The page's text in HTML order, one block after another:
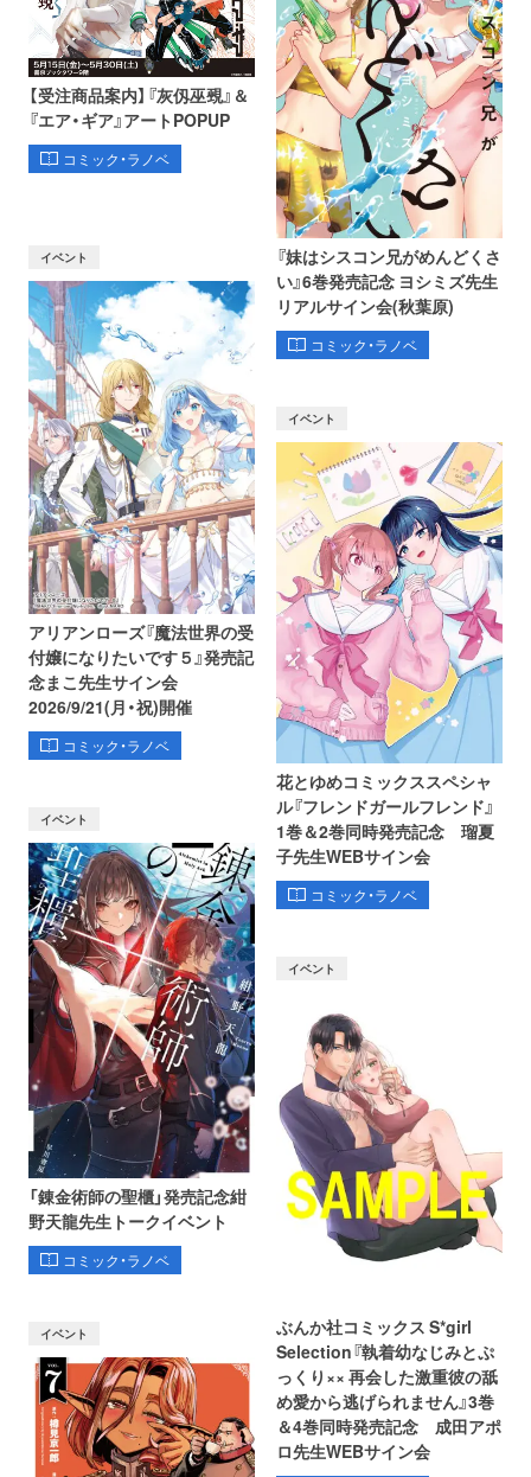
【受注商品案内】『灰仭巫覡』＆
『エア・ギア』アートPOPUP
コミック・ラノベ
『妹はシスコン兄がめんどくさ
い』6巻発売記念 ヨシミズ先生
リアルサイン会(秋葉原)
コミック・ラノベ
イベント
アリアンローズ『魔法世界の受
付嬢になりたいです５』発売記
念まこ先生サイン会
2026/9/21(月・祝)開催
コミック・ラノベ
イベント
花とゆめコミックススペシャ
ル『フレンドガールフレンド』
1巻＆2巻同時発売記念 瑠夏
子先生WEBサイン会
コミック・ラノベ
イベント
「錬金術師の聖櫃」発売記念紺
野天龍先生トークイベント
コミック・ラノベ
イベント
ぶんか社コミックス S*girl
Selection『執着幼なじみとぷ
っくり×× 再会した激重彼の舐
め愛から逃げられません』3巻
＆4巻同時発売記念 成田アポ
ロ先生WEBサイン会
イベント